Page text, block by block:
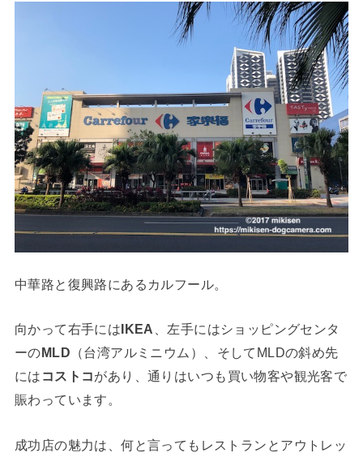
中華路と復興路にあるカルフール。
向かって右手にはIKEA
、左手にはショッピングセンタ
ーのMLD （台湾アルミニウム）、そしてMLDの斜め先
には コストコがあり、通りはいつも買い物客や観光客で
賑わっています。
成功店の魅力は、何と言ってもレストランとアウトレッ